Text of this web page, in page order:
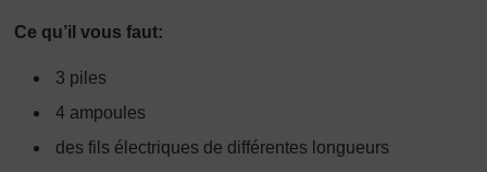
Ce qu’il vous faut:
3 piles
4 ampoules
des fils électriques de différentes longueurs